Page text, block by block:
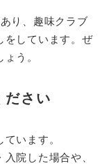
り、趣味クラブ
をしています。ぜ
う。
ださい
います。
院した場合や、